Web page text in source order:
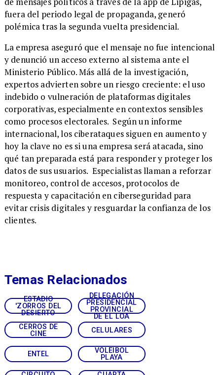
fuera del periodo legal de propaganda, generó
polémica tras la segunda vuelta presidencial.
La empresa aseguró que el mensaje no fue intencional
y denunció un acceso externo al sistema ante el
Ministerio Público. Más allá de la investigación,
expertos advierten sobre un riesgo creciente: el uso
indebido o vulneración de plataformas digitales
corporativas, especialmente en contextos sensibles
como procesos electorales. Según un informe
internacional, los ciberataques siguen en aumento y
hoy la clave no es si una empresa será atacada, sino
qué tan preparada está para responder y proteger los
datos de sus usuarios. Especialistas llaman a reforzar
monitoreo, control de accesos, protocolos de
respuesta y capacitación en ciberseguridad para
evitar crisis digitales y resguardar la confianza de los
clientes.
ESTADIO
'ZORROS DEL
DESIERTO
DELEGACIÓN
PRESIDENCIAL
PROVINCIAL
DE EL LOA
CERROS DE
CINE
CELULARES
ENTEL
VÓLEIBOL
PLAYA
Temas Relacionados